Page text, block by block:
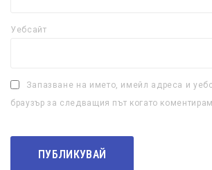
Уебсайт
Запазване на името, имейл адреса и
браузър за следващия път когато